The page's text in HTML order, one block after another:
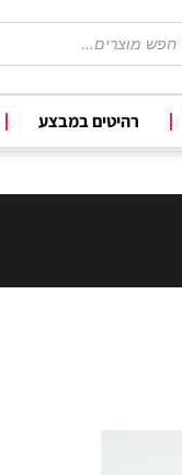
רהיטים במבצע